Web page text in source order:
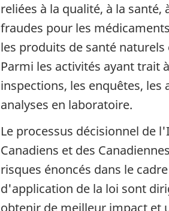
reliées à la qualité, à la
fraudes pour les
les produits de santé
Parmi les activités ayant trait
inspections, les enquêtes,
analyses en laboratoire.
Le processus décisionnel de
Canadiens et des
risques énoncés dans le
d'application de la loi sont
obtenir de meilleur impact et